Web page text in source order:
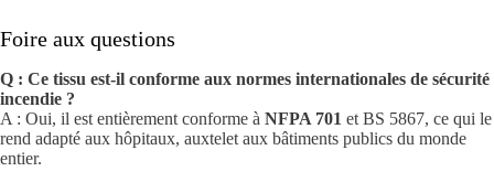
Foire aux questions
Q : Ce tissu est-il conforme aux normes internationales de sécurité
incendie ?
A : Oui, il est entièrement conforme à NFPA 701 et BS 5867, ce qui le
rend adapté aux hôpitaux, auxtelet aux bâtiments publics du monde
entier.